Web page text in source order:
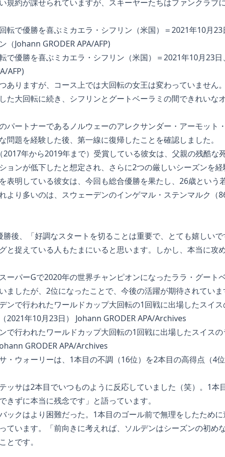
規約が課せられていますが、スキーヤーたちはファンクラブ
で優勝を喜ぶミカエラ・シフリン（米国）＝2021年10月23
AFP)
ありますが、コース上では大回転の女王は変わっていません
た大回転に続き、シフリンとグートベーラミの間できれいな
パートナーであるノルウェーのアレクサンダー・アーモット
問題を経験した後、第一線に復帰したことを確認しました。
2017年から2019年まで）受賞している彼女は、父親の残酷な
ョンが低下したと想定され、さらに2つの厳しいシーズンを経
表明している彼女は、今回も総合優勝を果たし、26歳という
より多いのは、スウェーデンのインゲマル・ステンマルク（
後、「好調なスタートを切ることは重要で、とても嬉しいで
と捉えている人もたまにいると思います。しかし、本当に攻
ーパーGで2020年の世界チャンピオンになったララ・グート
ましたが、2位になったことで、今後の活躍が期待されていま
で行われたワールドカップ大回転の1回戦に出場したスイス
GRODER APA/Archives
・ウォーリーは、1本目の不調（16位）を2本目の高得点（4
ッサは2本目でいつものように反応していました（笑）。1本
きずに本当に残念です」と語っています。
ックはより困難だった。1本目のゴール前で無理をしたため
ています。「前向きに考えれば、ソルデンはシーズンの初め
とです。